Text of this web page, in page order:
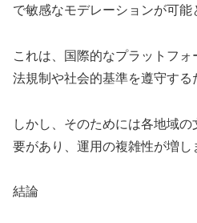
で敏感なモデレーションが可能
これは、国際的なプラットフ
法規制や社会的基準を遵守する
しかし、そのためには各地域
要があり、運用の複雑性が増し
結論